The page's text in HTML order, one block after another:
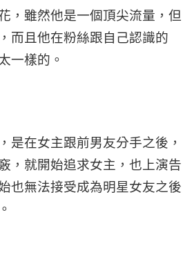
，雖然他是一個頂尖流量，但
而且他在粉絲跟自己認識的
一樣的。
是在女主跟前男友分手之後，
，就開始追求女主，也上演告
也無法接受成為明星女友之後